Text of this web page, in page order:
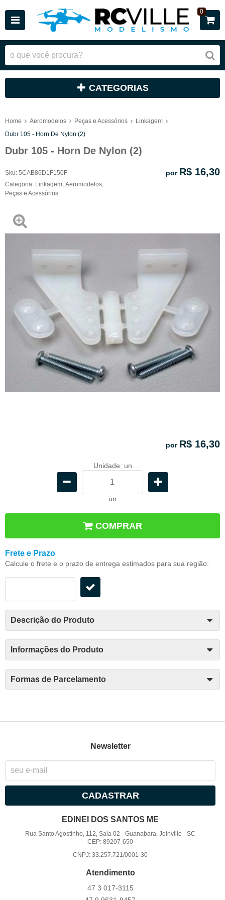
0
CATEGORIAS
Home Aeromodelos Peças e Acessórios
Linkagem
Dubr 105 - Horn De Nylon (2)
Dubr 105 - Horn De Nylon (2)
Sku: 5CAB86D1F150F
Categoria: Linkagem Aeromodelos
Peças e Acessórios
por R$ 16,30
por R$ 16,30
Unidade: un
un
COMPRAR
Frete e Prazo
Calcule o frete e o prazo de entrega estimados para sua região:
Descrição do Produto
Informações do Produto
Formas de Parcelamento
Newsletter
CADASTRAR
EDINEI DOS SANTOS ME
Rua Santo Agostinho, 112, Sala 02 -Guanabara, Joinville -SC
CEP: 89207-650
CNPJ: 33.257.721/0001-30
Atendimento
47 3 017-3115